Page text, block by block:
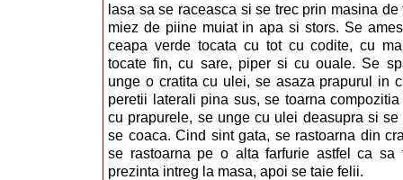
lasa sa se raceasca si se trec prin masina
miez de piine muiat in apa si stors. Se
ceapa verde tocata cu tot cu codite, cu
tocate fin, cu sare, piper si cu ouale. Se
unge o cratita cu ulei, se asaza prapurul in
peretii laterali pina sus, se toarna
cu prapurele, se unge cu ulei deasupra si
se coaca. Cind sint gata, se rastoarna din
se rastoarna pe o alta farfurie astfel ca
prezinta intreg la masa, apoi se taie felii.